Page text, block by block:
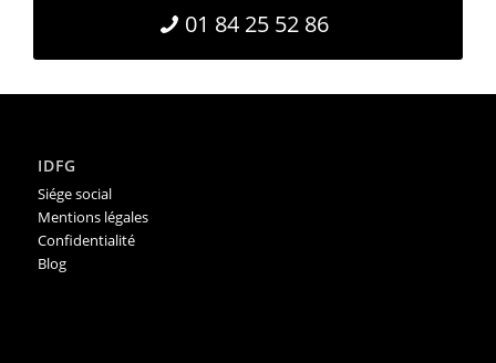
01 84 25 52 86
IDFG
Siége social
Mentions légales
Confidentialité
Blog